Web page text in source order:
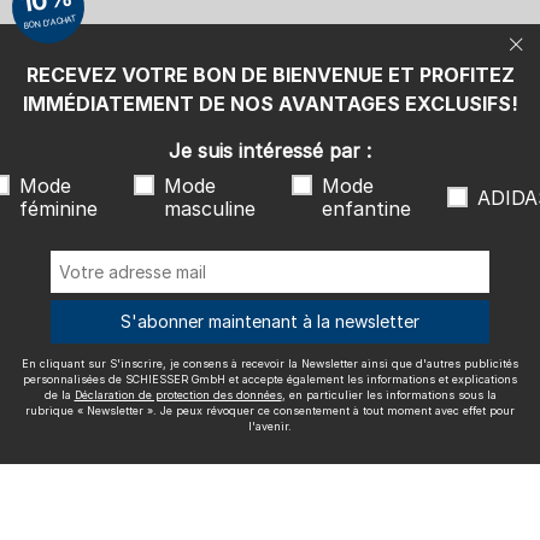
également les informations et explications de la
protection des données, en particulier les informations sous la
rubrique « Newsletter ». Je peux révoquer ce consentement à tout
Nous livrons avec
Excellente qualité
Plus d'informations sur nos évaluations
RECEVEZ VOTRE BON DE BIENVENUE ET PROFITEZ
IMMÉDIATEMENT DE NOS AVANTAGES EXCLUSIFS!
BON D'ACHAT
Je suis intéressé par :
Mode
féminine
Mode
masculine
Mode
enfantine
S'abonner maintenant à la newsletter
En cliquant sur S'inscrire, je consens à recevoir la Newsletter ainsi que d'autres publicités
personnalisées de SCHIESSER GmbH et accepte également les informations et explications
de la Déclaration de protection des données, en particulier les informations sous la
rubrique « Newsletter ». Je peux révoquer ce consentement à tout moment avec effet pour
l'avenir.